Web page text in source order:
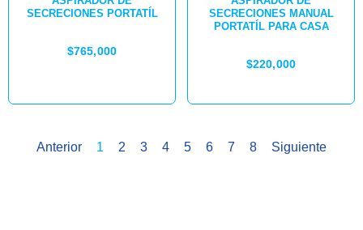
SECRECIONES PORTATÍL
$765,000
SECRECIONES MANUAL
PORTATÍL PARA CASA
$220,000
Anterior 1 2 3 4 5 6 7 8 Siguiente